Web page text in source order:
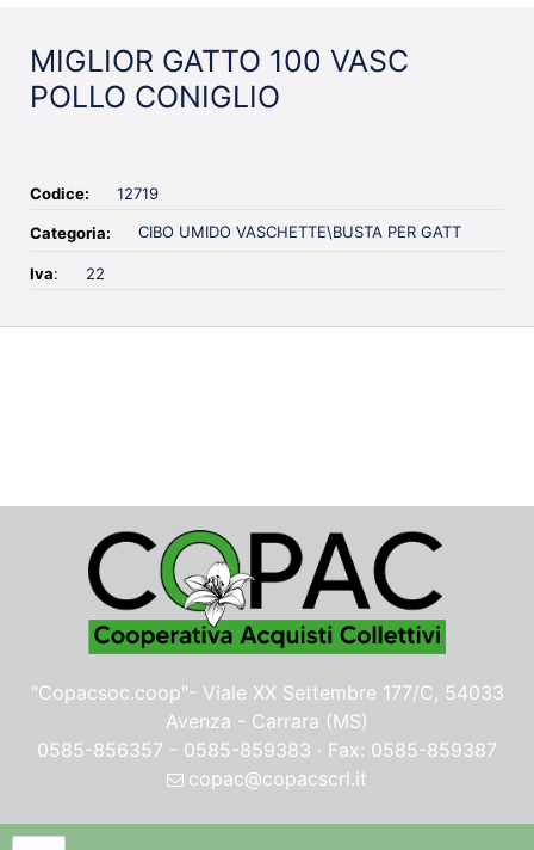
MIGLIOR GATTO 100 VASC
POLLO CONIGLIO
Codice: 12719
Categoria: CIBO UMIDO VASCHETTE\BUSTA PER GATT
Iva: 22
"Copacsoc.coop"- Viale XX Settembre 177/C, 54033
Avenza - Carrara (MS)
0585-856357 - 0585-859383 · Fax: 0585-859387
copac@copacscrl.it